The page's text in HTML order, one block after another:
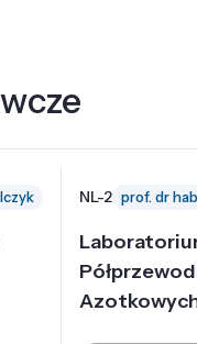
NL-2